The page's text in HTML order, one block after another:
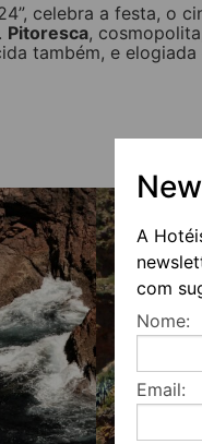
A
com
Nome:
Email:
celebra a festa, o
Pitoresca,
também, e